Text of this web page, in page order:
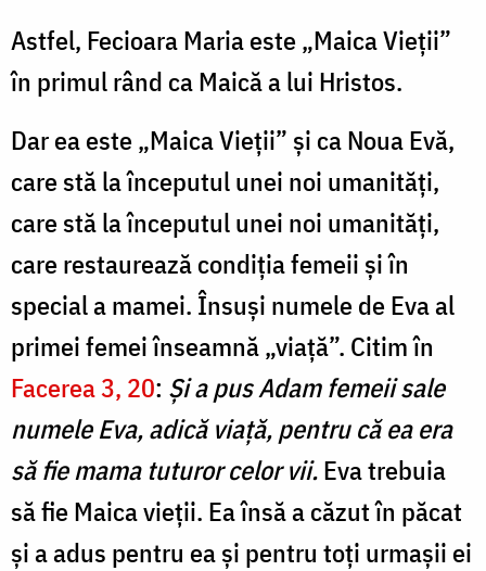
Astfel, Fecioara Maria este „Maica Vieții”
în primul rând ca Maică a lui Hristos.
Dar ea este „Maica Vieții” și ca Noua Evă,
care stă la începutul unei noi umanități,
care stă la începutul unei noi umanități,
care restaurează condiția femeii și în
special a mamei. Însuși numele de Eva al
primei femei înseamnă „viață”. Citim în
Facerea 3, 20: Și a pus Adam femeii sale
numele Eva, adică viață, pentru că ea era
să fie mama tuturor celor vii.Eva trebuia
să fie Maica vieții. Ea însă a căzut în păcat
și a adus pentru ea și pentru toți urmașii ei